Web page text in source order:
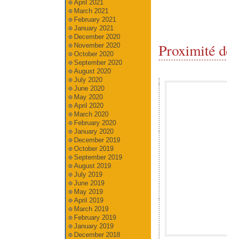
Proximité
April 2021
March 2021
February 2021
January 2021
December 2020
November 2020
October 2020
September 2020
August 2020
July 2020
June 2020
May 2020
April 2020
March 2020
February 2020
January 2020
December 2019
October 2019
September 2019
August 2019
July 2019
June 2019
May 2019
April 2019
March 2019
February 2019
January 2019
December 2018